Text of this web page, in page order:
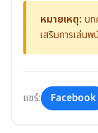
หมายเหตุ: บท
เสริมการเล่น
แชร์: Facebook